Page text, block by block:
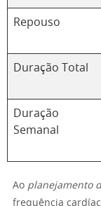
Repouso
Duração Total
Duração
Semanal
Ao planejamento
frequência